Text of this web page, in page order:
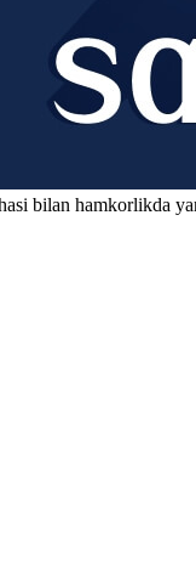
bilan hamkorlikda